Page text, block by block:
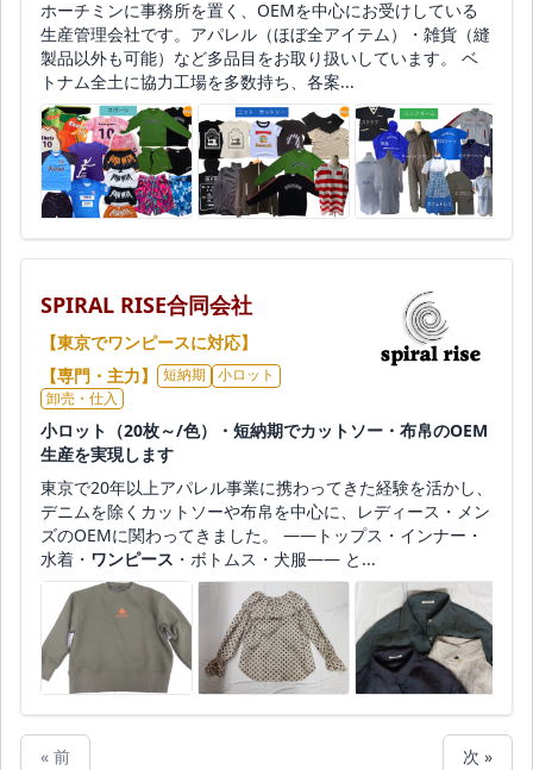
ホーチミンに事務所を置く、OEMを中心にお受けしている
生産管理会社です。アパレル（ほぼ全アイテム）・雑貨（縫
製品以外も可能）など多品目をお取り扱いしています。 ベ
トナム全土に協力工場を多数持ち、各案...
SPIRAL RISE合同会社
【東京でワンピースに対応】
【専門・主力】
短納期
小ロット
卸売・仕入
小ロット（20枚～/色）・短納期でカットソー・布帛のOEM
生産を実現します
東京で20年以上アパレル事業に携わってきた経験を活かし、
デニムを除くカットソーや布帛を中心に、レディース・メン
ズのOEMに関わってきました。 ――トップス・インナー・
水着・ ワンピース ・ボトムス・犬服―― と...
« 前 次 »